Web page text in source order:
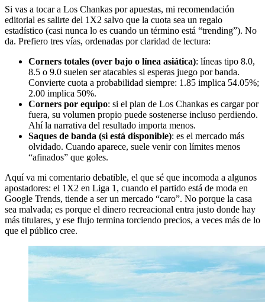
Si vas a tocar a Los Chankas por apuestas, mi recomendación
editorial es salirte del 1X2 salvo que la cuota sea un regalo
estadístico (casi nunca lo es cuando un término está “trending”). No
da. Prefiero tres vías, ordenadas por claridad de lectura:
Corners totales (over bajo o línea asiática): líneas tipo 8.0,
8.5 o 9.0 suelen ser atacables si esperas juego por banda.
Convierte cuota a probabilidad siempre: 1.85 implica 54.05%;
2.00 implica 50%.
Corners por equipo: si el plan de Los Chankas es cargar por
fuera, su volumen propio puede sostenerse incluso perdiendo.
Ahí la narrativa del resultado importa menos.
Saques de banda (si está disponible): es el mercado más
olvidado. Cuando aparece, suele venir con límites menos
“afinados” que goles.
Aquí va mi comentario debatible, el que sé que incomoda a algunos
apostadores: el 1X2 en Liga 1, cuando el partido está de moda en
Google Trends, tiende a ser un mercado “caro”. No porque la casa
sea malvada; es porque el dinero recreacional entra justo donde hay
más titulares, y ese flujo termina torciendo precios, a veces más de lo
que el público cree.